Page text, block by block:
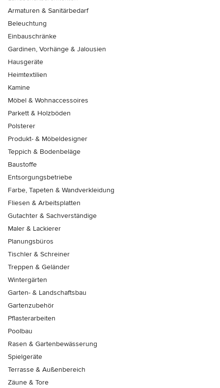
Armaturen & Sanitärbedarf
Beleuchtung
Einbauschränke
Gardinen, Vorhänge & Jalousien
Hausgeräte
Heimtextilien
Kamine
Möbel & Wohnaccessoires
Parkett & Holzböden
Polsterer
Produkt- & Möbeldesigner
Teppich & Bodenbeläge
Baustoffe
Entsorgungsbetriebe
Farbe, Tapeten & Wandverkleidung
Fliesen & Arbeitsplatten
Gutachter & Sachverständige
Maler & Lackierer
Planungsbüros
Tischler & Schreiner
Treppen & Geländer
Wintergärten
Garten- & Landschaftsbau
Gartenzubehör
Pflasterarbeiten
Poolbau
Rasen & Gartenbewässerung
Spielgeräte
Terrasse & Außenbereich
Zäune & Tore